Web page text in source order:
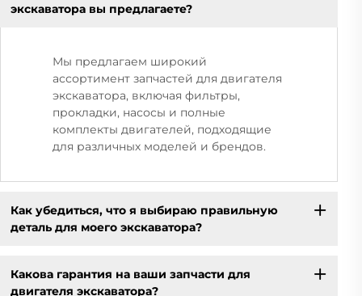
экскаватора вы предлагаете?
Мы предлагаем широкий
ассортимент запчастей для двигателя
экскаватора, включая фильтры,
прокладки, насосы и полные
комплекты двигателей, подходящие
для различных моделей и брендов.
Как убедиться, что я выбираю правильную
деталь для моего экскаватора?
Какова гарантия на ваши запчасти для
двигателя экскаватора?